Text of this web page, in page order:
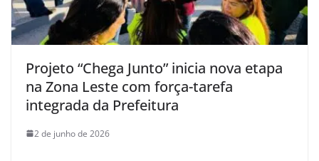
Projeto “Chega Junto” inicia nova etapa
na Zona Leste com força-tarefa
integrada da Prefeitura
2 de junho de 2026